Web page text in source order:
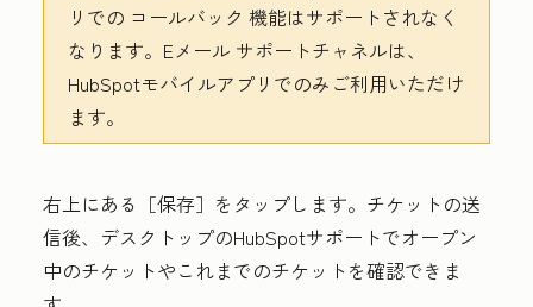
リでの コールバック 機能はサポートされなく
なります。 Eメール サポートチャネルは、
HubSpotモバイルアプリでのみご利用いただけ
ます。
右上にある ［保存］をタップします。チケットの送
信後、デスクトップのHubSpotサポートでオープン
中のチケットやこれまでのチケットを確認できま